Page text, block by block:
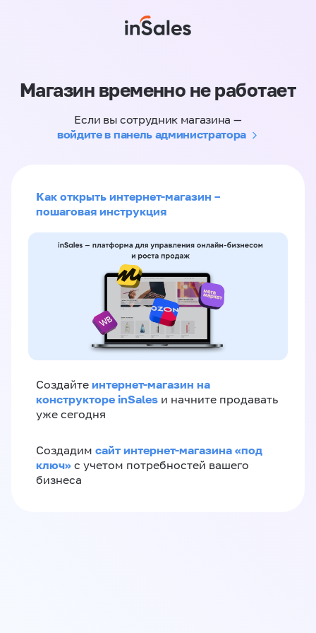
Магазин временно не работает
Если вы сотрудник магазина —
войдите в панель администратора
Как открыть интернет-магазин –
пошаговая инструкция
Создайте интернет-магазин на
конструкторе inSales и начните продавать
уже сегодня
Создадим сайт интернет-магазина «под
ключ» с учетом потребностей вашего
бизнеса